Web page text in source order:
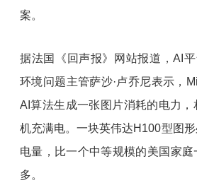
案。
据法国《回声报》网站报道，AI平
环境问题主管萨沙·卢乔尼表示，
AI算法生成一张图片消耗的电力
机充满电。一块英伟达H100型图
电量，比一个中等规模的美国家
多。